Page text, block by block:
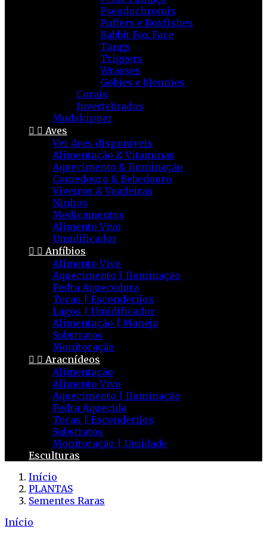
Pseudochromis
Puffers e Boxfishes
Rabbit Fox Face
Tangs
Triggers
Wrasses
Gobies e blennies
Corais
Invertebrados
Mudskipper
  Aves
Ver Aves disponíveis
Alimentação & Vitaminas
Aquecimento & Iluminação
Comedouro & Bebedouro
Viveiros & Voadeiras
Ninhos
Medicamentos
Alimento Vivo
Umidificador
  Anfíbios
Alimento Vivo
Aquecimento | Iluminação
Pedra Aquecedora
Tocas | Esconderijos
Lagos | Umidificador
Alimentação | Manejo
Substratos
Monitoração
  Aracnídeos
Alimentação
Alimento Vivo
Aquecimento | Iluminação
Pedra Aquecida
Tocas | Esconderijos
Substratos
Monitoração | Umidade
Esculturas
Início
PLANTAS
Sementes Raras
Início